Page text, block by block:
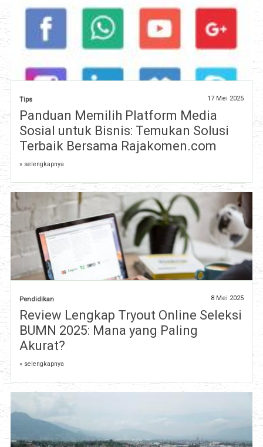
Tips 17 Mei 2025
Panduan Memilih Platform Media
Sosial untuk Bisnis: Temukan Solusi
Terbaik Bersama Rajakomen.com
» selengkapnya
Pendidikan 8 Mei 2025
Review Lengkap Tryout Online Seleksi
BUMN 2025: Mana yang Paling
Akurat?
» selengkapnya